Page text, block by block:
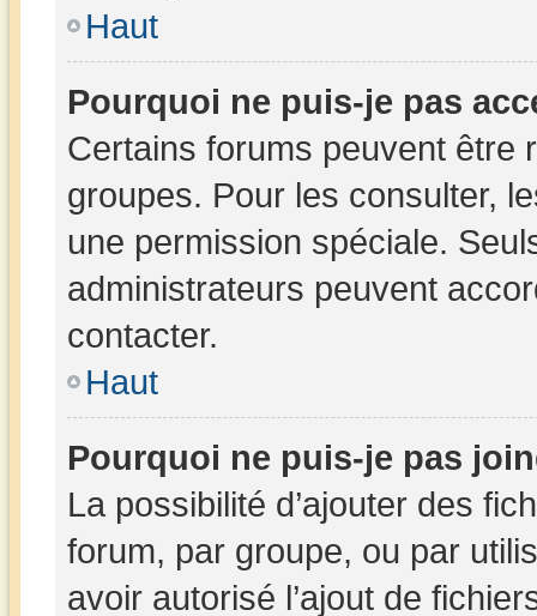
Haut
Pourquoi ne puis-je pas
Certains forums peuvent être
groupes. Pour les consulter,
une permission spéciale.
administrateurs peuvent
contacter.
Haut
Pourquoi ne puis-je pas
La possibilité d’ajouter des
forum, par groupe, ou par
avoir autorisé l’ajout de